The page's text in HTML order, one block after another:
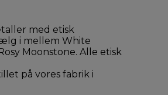
med etisk
i mellem White
Moonstone. Alle etisk
på vores fabrik i